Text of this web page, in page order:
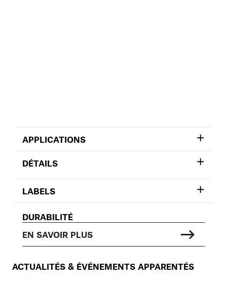
APPLICATIONS
DÉTAILS
LABELS
DURABILITÉ
EN SAVOIR PLUS
ACTUALITÉS & ÉVÉNEMENTS APPARENTÉS